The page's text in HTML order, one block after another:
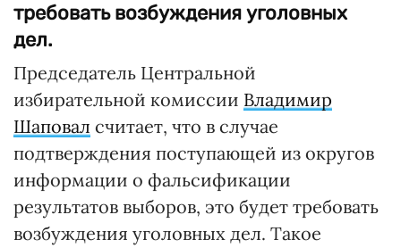
требовать возбуждения уголовных
дел.
Председатель Центральной
избирательной комиссии Владимир
Шаповал считает, что в случае
подтверждения поступающей из округов
информации о фальсификации
результатов выборов, это будет требовать
возбуждения уголовных дел. Такое